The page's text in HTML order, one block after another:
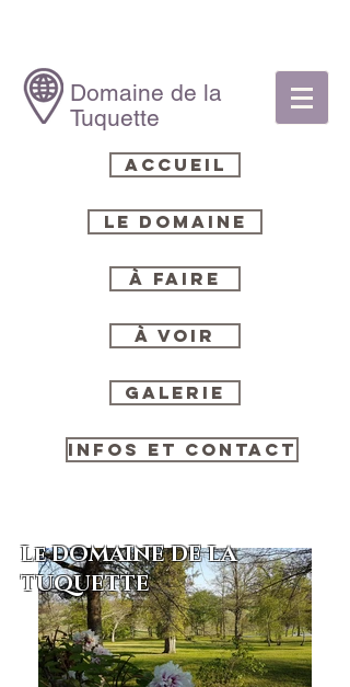
Domaine de la
Tuquette
Accueil
Le Domaine
À Faire
À Voir
Galerie
Infos et Contact
Le DOMAINE DELA
TUQUETTE